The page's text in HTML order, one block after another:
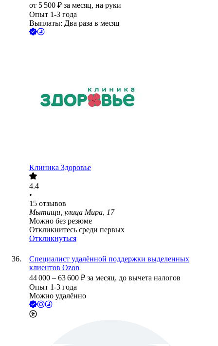
от 5 500 ₽ за месяц, на руки
Опыт 1-3 года
Выплаты: Два раза в месяц
Клиника Здоровье
4.4
•
15 отзывов
Мытищи, улица Мира, 17
Можно без резюме
Откликнитесь среди первых
Откликнуться
Специалист удалённой поддержки выделенных
клиентов Ozon
44 000 – 63 600 ₽ за месяц, до вычета налогов
Опыт 1-3 года
Можно удалённо